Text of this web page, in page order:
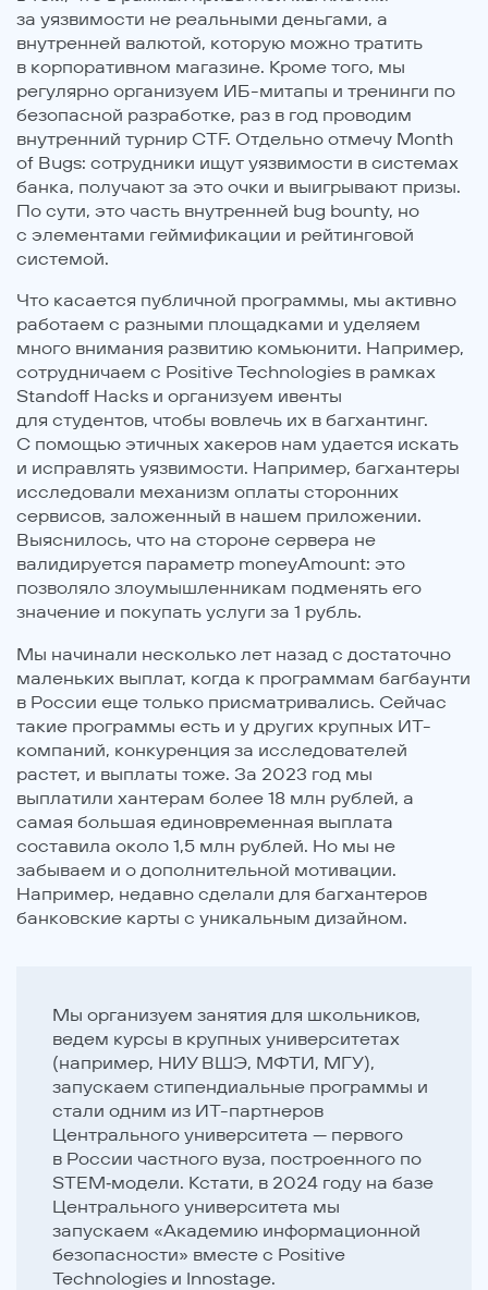
за уязвимости не реальными деньгами, а
внутренней валютой, которую можно тратить
в корпоративном магазине. Кроме того, мы
регулярно организуем ИБ-митапы и тренинги по
безопасной разработке, раз в год проводим
внутренний турнир CTF. Отдельно отмечу Month
of Bugs: сотрудники ищут уязвимости в системах
банка, получают за это очки и выигрывают призы.
По сути, это часть внутренней bug bounty, но
с элементами геймификации и рейтинговой
системой.
Что касается публичной программы, мы активно
работаем с разными площадками и уделяем
много внимания развитию комьюнити. Например,
сотрудничаем с Positive Technologies в рамках
Standoff Hacks и организуем ивенты
для студентов, чтобы вовлечь их в багхантинг.
С помощью этичных хакеров нам удается искать
и исправлять уязвимости. Например, багхантеры
исследовали механизм оплаты сторонних
сервисов, заложенный в нашем приложении.
Выяснилось, что на стороне сервера не
валидируется параметр moneyAmount: это
позволяло злоумышленникам подменять его
значение и покупать услуги за 1 рубль.
Мы начинали несколько лет назад с достаточно
маленьких выплат, когда к программам багбаунти
в России еще только присматривались. Сейчас
такие программы есть и у других крупных ИТ-
компаний, конкуренция за исследователей
растет, и выплаты тоже. За 2023 год мы
выплатили хантерам более 18 млн рублей, а
самая большая единовременная выплата
составила около 1,5 млн рублей. Но мы не
забываем и о дополнительной мотивации.
Например, недавно сделали для багхантеров
банковские карты с уникальным дизайном.
Мы организуем занятия для школьников,
ведем курсы в крупных университетах
(например, НИУ ВШЭ, МФТИ, МГУ),
запускаем стипендиальные программы и
стали одним из ИТ-партнеров
Центрального университета — первого
в России частного вуза, построенного по
STEM‑модели. Кстати, в 2024 году на базе
Центрального университета мы
запускаем «Академию информационной
безопасности» вместе с Positive
Technologies и Innostage.